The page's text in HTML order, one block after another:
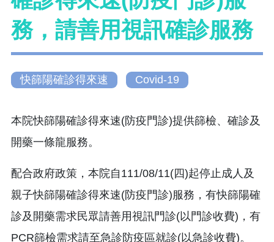
務，請善用視訊確診服務
快篩陽確診得來速 Covid-19
本院快篩陽確診得來速(防疫門診)提供篩檢、確診及
開藥一條龍服務。
配合政府政策，本院自111/08/11(四)起停止成人及
親子快篩陽確診得來速(防疫門診)服務，有快篩陽確
診及開藥需求民眾請善用視訊門診(以門診收費)，有
PCR篩檢需求請至急診防疫區就診(以急診收費)。